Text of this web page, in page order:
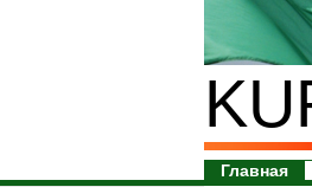
Главная